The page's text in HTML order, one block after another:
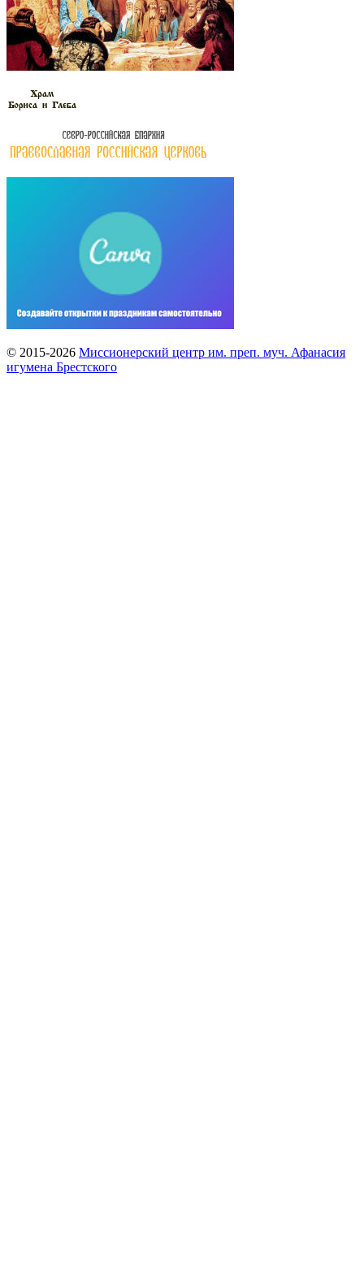
© 2015-2026 Миссионерский центр им. преп. муч. Афанасия
игумена Брестского